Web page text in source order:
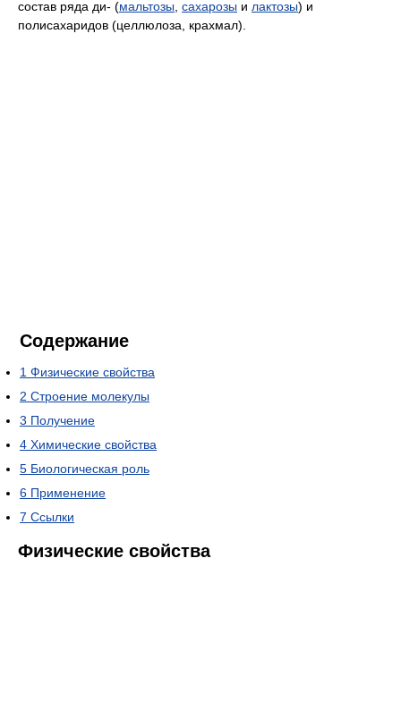
состав ряда ди- (мальтозы сахарозы и лактозы) и
полисахаридов (целлюлоза, крахмал).
Содержание
1 Физические свойства
2 Строение молекулы
3 Получение
4 Химические свойства
5 Биологическая роль
6 Применение
7 Ссылки
Физические свойства